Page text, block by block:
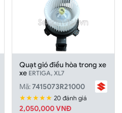
Quạt gió điều hòa trong xe
xe ERTIGA, XL7
Mã:7415073R21000
★★★★★ 20 đánh giá
2,050,000 VNĐ